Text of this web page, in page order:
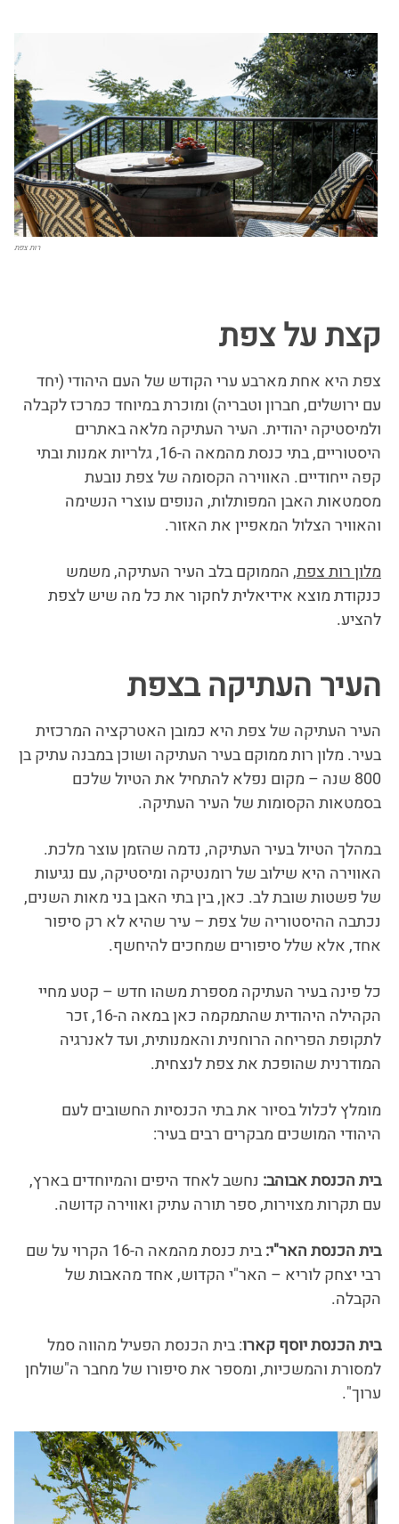
רות צפת
קצת על צפת
צפת היא אחת מארבע ערי הקודש של העם היהודי (יחד
עם ירושלים, חברון וטבריה) ומוכרת במיוחד כמרכז לקבלה
ולמיסטיקה יהודית. העיר העתיקה מלאה באתרים
היסטוריים, בתי כנסת מהמאה ה-16, גלריות אמנות ובתי
קפה ייחודיים. האווירה הקסומה של צפת נובעת
מסמטאות האבן המפותלות, הנופים עוצרי הנשימה
והאוויר הצלול המאפיין את האזור.
מלון רות צפת, הממוקם בלב העיר העתיקה, משמש
כנקודת מוצא אידיאלית לחקור את כל מה שיש לצפת
להציע.
העיר העתיקה בצפת
העיר העתיקה של צפת היא כמובן האטרקציה המרכזית
בעיר. מלון רות ממוקם בעיר העתיקה ושוכן במבנה עתיק בן
800 שנה – מקום נפלא להתחיל את הטיול שלכם
בסמטאות הקסומות של העיר העתיקה.
במהלך הטיול בעיר העתיקה, נדמה שהזמן עוצר מלכת.
האווירה היא שילוב של רומנטיקה ומיסטיקה, עם נגיעות
של פשטות שובת לב. כאן, בין בתי האבן בני מאות השנים,
נכתבה ההיסטוריה של צפת – עיר שהיא לא רק סיפור
אחד, אלא שלל סיפורים שמחכים להיחשף.
כל פינה בעיר העתיקה מספרת משהו חדש – קטע מחיי
הקהילה היהודית שהתמקמה כאן במאה ה-16, זכר
לתקופת הפריחה הרוחנית והאמנותית, ועד לאנרגיה
המודרנית שהופכת את צפת לנצחית.
מומלץ לכלול בסיור את בתי הכנסיות החשובים לעם
היהודי המושכים מבקרים רבים בעיר:
בית הכנסת אבוהב: נחשב לאחד היפים והמיוחדים בארץ,
עם תקרות מצוירות, ספר תורה עתיק ואווירה קדושה.
בית הכנסת האר"י:
בית כנסת מהמאה ה-16 הקרוי על שם
רבי יצחק לוריא – האר"י הקדוש, אחד מהאבות של
הקבלה.
בית הכנסת יוסף קארו: בית הכנסת הפעיל מהווה סמל
למסורת והמשכיות, ומספר את סיפורו של מחבר ה"שולחן
ערוך".